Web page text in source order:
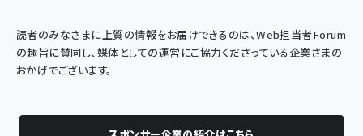
読者のみなさまに上質の情報をお届けできるのは、Web担当者Forum
の趣旨に賛同し、媒体としての運営にご協力くださっている企業さまの
おかげでございます。